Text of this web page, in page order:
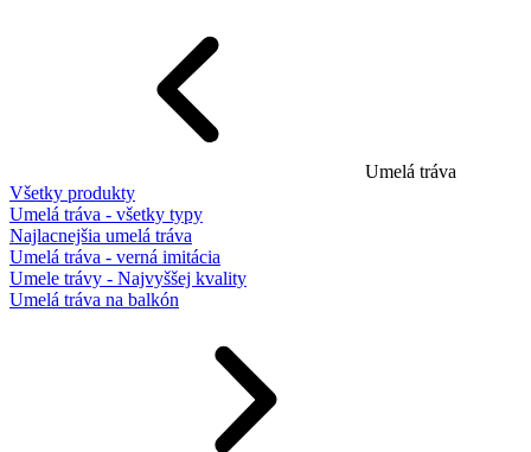
Umelá tráva
Všetky produkty
Umelá tráva - všetky typy
Najlacnejšia umelá tráva
Umelá tráva - verná imitácia
Umele trávy - Najvyššej kvality
Umelá tráva na balkón